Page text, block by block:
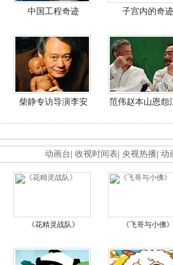
中国工程奇迹 子宫内的奇迹
柴静专访导演李安 范伟赵本山恩怨
动画台 收视时间表 央视热播 动
《花精灵战队》 《飞哥与小佛》